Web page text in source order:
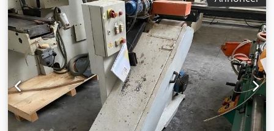
2 gummiruller Crjdpswrnmpsfx Ahmsf - 3 gummiruller - 3
uafhængige motorer - Arbejdsbredde: 1350 mm - Udstyret
med "skarpette" (enhed til korte emner) - Blæser på den
tredje enhed - Tænd/sluk-enhed på hver gruppe -
Touchscreen-styring - Serienr. SA/005006 - Årgang: 2004 -
CE-standarder opfyldt